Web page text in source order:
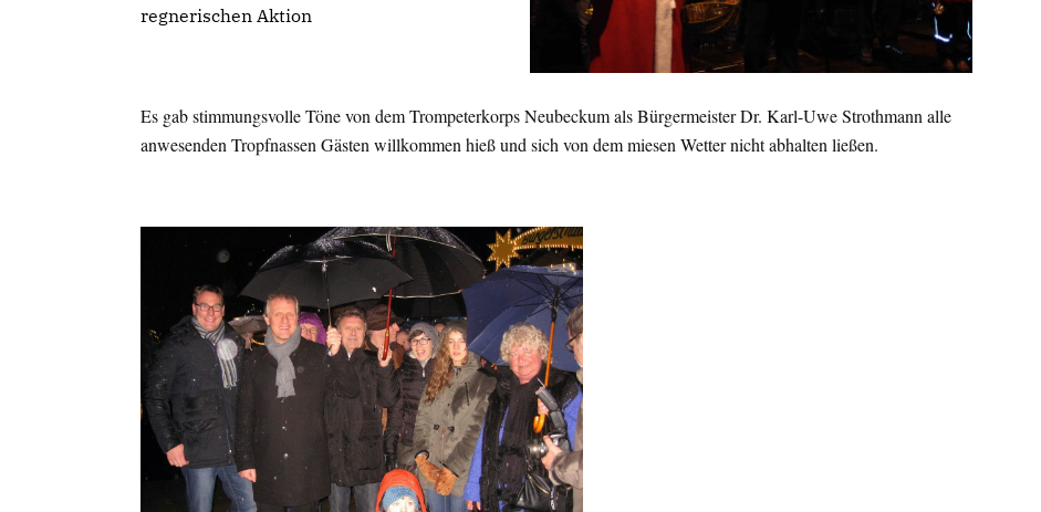
regnerischen Aktion
Es gab stimmungsvolle Töne von dem Trompeterkorps Neubeckum als Bürgermeister Dr. Karl-Uwe Strothmann alle
anwesenden Tropfnassen Gästen willkommen hieß und sich von dem miesen Wetter nicht abhalten ließen.